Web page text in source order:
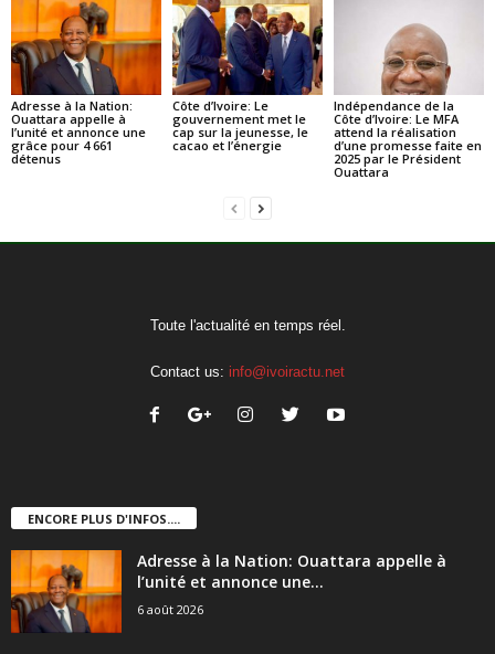
Adresse à la Nation:
Ouattara appelle à
l’unité et annonce une
grâce pour 4 661
détenus
Côte d’Ivoire: Le
gouvernement met le
cap sur la jeunesse, le
cacao et l’énergie
Indépendance de la
Côte d’Ivoire: Le MFA
attend la réalisation
d’une promesse faite en
2025 par le Président
Ouattara
Toute l'actualité en temps réel.
Contact us: info@ivoiractu.net
ENCORE PLUS D'INFOS....
Adresse à la Nation: Ouattara appelle à
l’unité et annonce une...
6 août 2026